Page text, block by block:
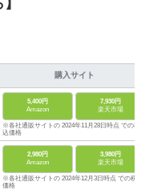
購入サイト
5,400円
Amazon
7,930円
楽天市場
※各社通販サイトの 2024年11月28日時点 での税
込価格
2,980円
Amazon
3,980円
楽天市場
※各社通販サイトの 2024年12月3日時点 での税
価格